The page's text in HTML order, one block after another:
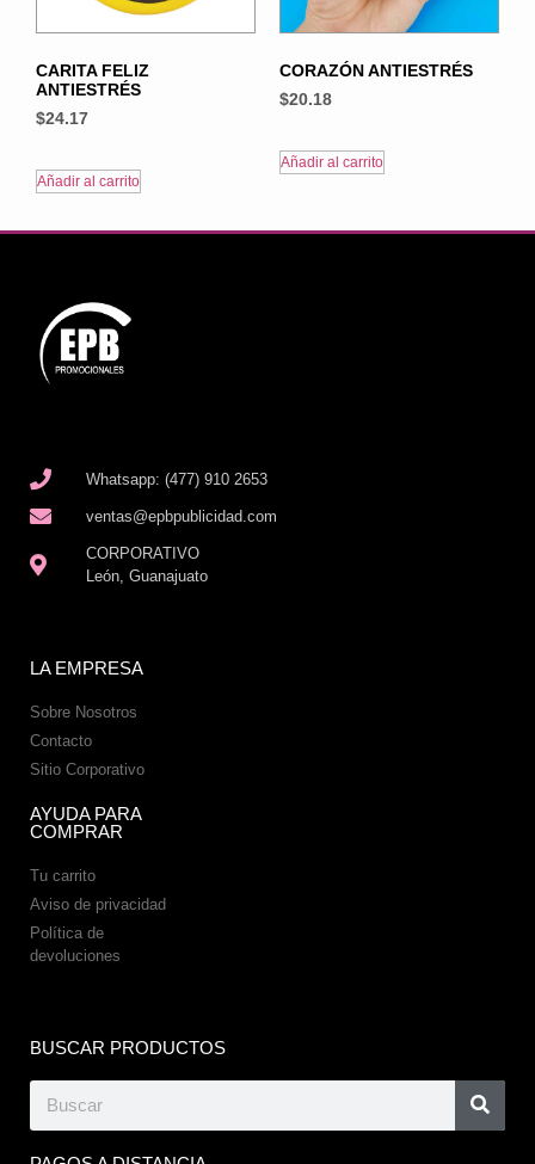
CARITA FELIZ
ANTIESTRÉS
$24.17
Añadir al carrito
CORAZÓN ANTIESTRÉS
$20.18
Añadir al carrito
Whatsapp: (477) 910 2653
ventas@epbpublicidad.com
CORPORATIVO
León, Guanajuato
LA EMPRESA
Sobre Nosotros
Contacto
Sitio Corporativo
AYUDA PARA
COMPRAR
Tu carrito
Aviso de privacidad
Política de
devoluciones
BUSCAR PRODUCTOS